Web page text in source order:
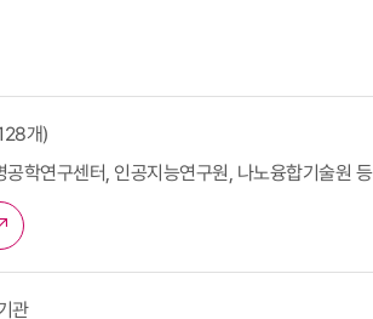
개)
학연구센터, 인공지능연구원, 나노융합기술원 등
관